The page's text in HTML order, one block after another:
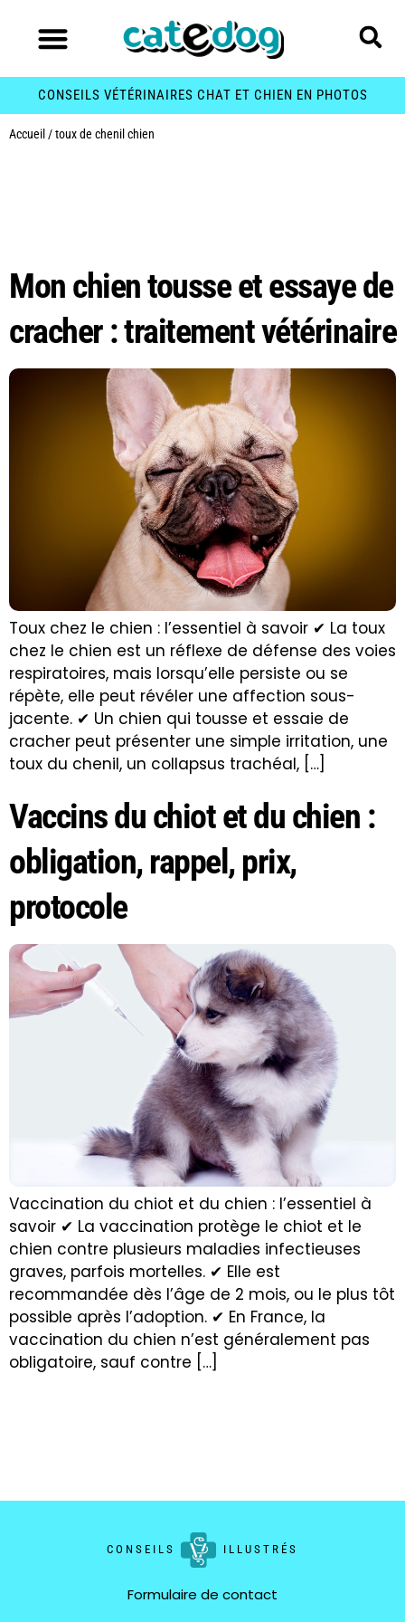
CONSEILS VÉTÉRINAIRES CHAT ET CHIEN EN PHOTOS
Accueil /toux de chenil chien
Mon chien tousse et essaye de
cracher : traitement vétérinaire
Toux chez le chien : l’essentiel à savoir ✔ La toux
chez le chien est un réflexe de défense des voies
respiratoires, mais lorsqu’elle persiste ou se
répète, elle peut révéler une affection sous-
jacente. ✔ Un chien qui tousse et essaie de
cracher peut présenter une simple irritation, une
toux du chenil, un collapsus trachéal, […]
Vaccins du chiot et du chien :
obligation, rappel, prix,
protocole
Vaccination du chiot et du chien : l’essentiel à
savoir ✔ La vaccination protège le chiot et le
chien contre plusieurs maladies infectieuses
graves, parfois mortelles. ✔ Elle est
recommandée dès l’âge de 2 mois, ou le plus tôt
possible après l’adoption. ✔ En France, la
vaccination du chien n’est généralement pas
obligatoire, sauf contre […]
CONSEILS ILLUSTRÉS
Formulaire de contact